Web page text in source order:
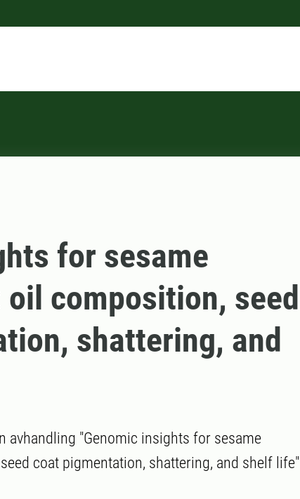
for sesame
composition, seed
shattering, and
avhandling "Genomic insights for sesame
coat pigmentation, shattering, and shelf life"